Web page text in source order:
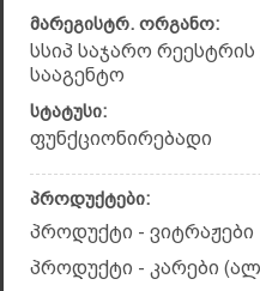
მარეგისტრ. ორგანო:
სსიპ საჯარო
სააგენტო
სტატუსი:
ფუნქციონირებადი
პროდუქტები:
პროდუქტი - ვიტრაჟები
პროდუქტი - კარები